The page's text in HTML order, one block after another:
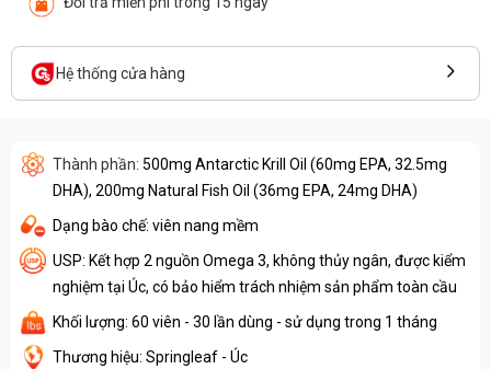
Hệ thống cửa hàng
Thành phần: 500mg Antarctic Krill Oil (60mg EPA, 32.5mg
DHA), 200mg Natural Fish Oil (36mg EPA, 24mg DHA)
Dạng bào chế: viên nang mềm
USP: Kết hợp 2 nguồn Omega 3, không thủy ngân, được kiểm
nghiệm tại Úc, có bảo hiểm trách nhiệm sản phẩm toàn cầu
Khối lượng: 60 viên - 30 lần dùng - sử dụng trong 1 tháng
Thương hiệu: Springleaf - Úc